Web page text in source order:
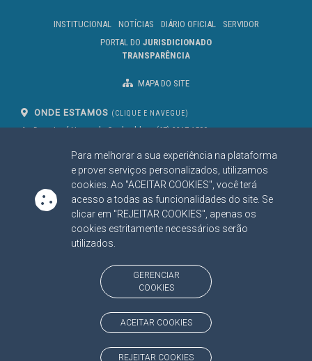
Para melhorar a sua experiência na plataforma
e prover serviços personalizados, utilizamos
cookies. Ao "ACEITAR COOKIES", você terá
acesso a todas as funcionalidades do site. Se
clicar em "REJEITAR COOKIES", apenas os
cookies estritamente necessários serão
utilizados.
GERENCIAR
COOKIES
ACEITAR COOKIES
REJEITAR COOKIES
INSTITUCIONAL NOTÍCIAS DIÁRIO OFICIAL
SERVIDOR
PORTAL DO JURISDICIONADO
TRANSPARÊNCIA
MAPA DO SITE
ONDE ESTAMOS (CLIQUE E NAVEGUE)
Av. Des. José Nunes da Cunha, bloco
Campo Grande/MS
CEP: 79031-310
(67) 3317-1500
SIGA NOSSAS REDES SOCIAIS
Linked InYoutube
Facebook
X
BAIXE NOSSO APLICATIVO
https://www.tce.ms.gov.br